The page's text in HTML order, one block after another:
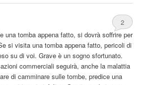
2
una tomba appena fatto, si dovrà soffrire per
si visita una tomba appena fatto, pericoli di
su di voi. Grave è un sogno sfortunato.
commerciali seguirà, anche la malattia
di camminare sulle tombe, predice una